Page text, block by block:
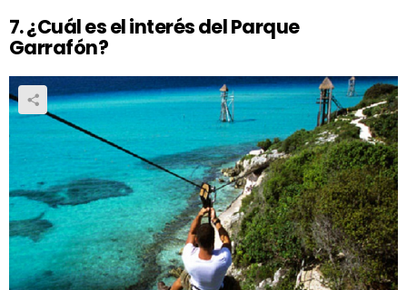
7. ¿Cuál es el interés del Parque
Garrafón?